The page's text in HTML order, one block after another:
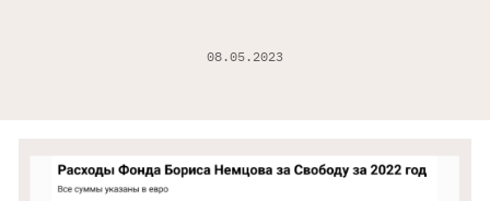
08.05.2023